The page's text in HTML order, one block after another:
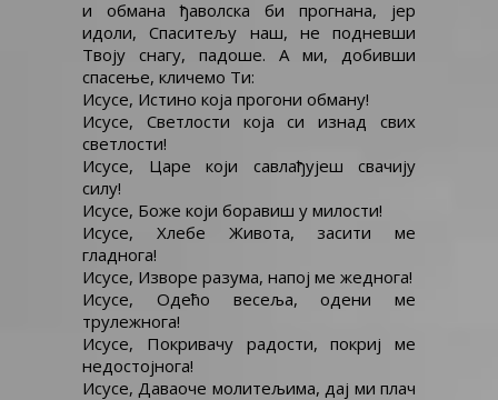
и обмана ђаволска би прогнана, јер
идоли, Спаситељу наш, не подневши
Твоју снагу, падоше. А ми, добивши
спасење, кличемо Ти:
Исусе, Истино која прогони обману!
Исусе, Светлости која си изнад свих
светлости!
Исусе, Царе који савлађујеш свачију
силу!
Исусе, Боже који боравиш у милости!
Исусе, Хлебе Живота, засити ме
гладнога!
Исусе, Изворе разума, напој ме жеднога!
Исусе, Одећо весеља, одени ме
трулежнога!
Исусе, Покривачу радости, покриј ме
недостојнога!
Исусе, Даваоче молитељима, дај ми плач